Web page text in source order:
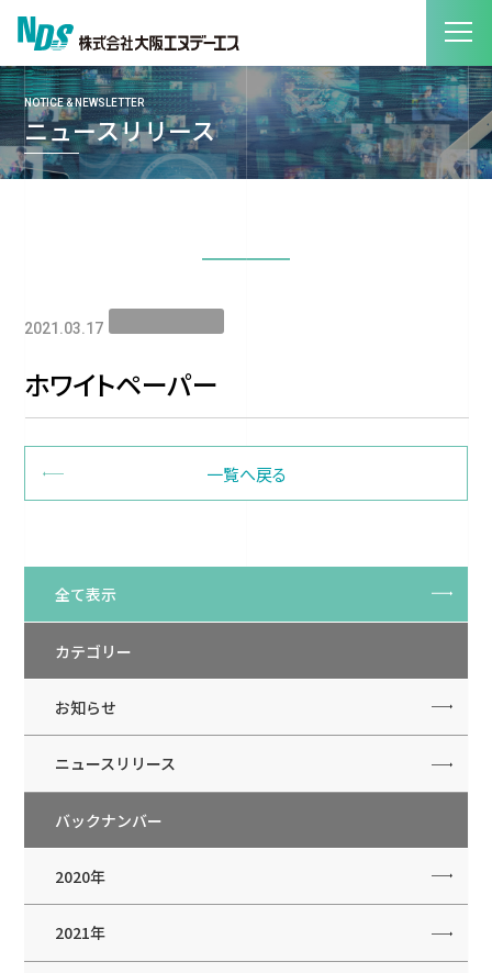
NOTICE & NEWSLETTER
ニュースリリース
2021.03.17
ホワイトペーパー
一覧へ戻る
全て表示
カテゴリー
お知らせ
ニュースリリース
バックナンバー
2020年
2021年